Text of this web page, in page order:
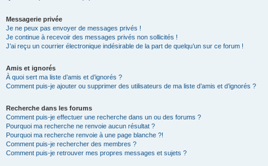
Messagerie privée
Je ne peux pas envoyer de messages privés !
Je continue à recevoir des messages privés non sollicités !
J’ai reçu un courrier électronique indésirable de la part de quelqu’un sur ce forum !
Amis et ignorés
À quoi sert ma liste d’amis et d’ignorés ?
Comment puis-je ajouter ou supprimer des utilisateurs de ma liste d’amis et d’ignorés ?
Recherche dans les forums
Comment puis-je effectuer une recherche dans un ou des forums ?
Pourquoi ma recherche ne renvoie aucun résultat ?
Pourquoi ma recherche renvoie à une page blanche ?!
Comment puis-je rechercher des membres ?
Comment puis-je retrouver mes propres messages et sujets ?